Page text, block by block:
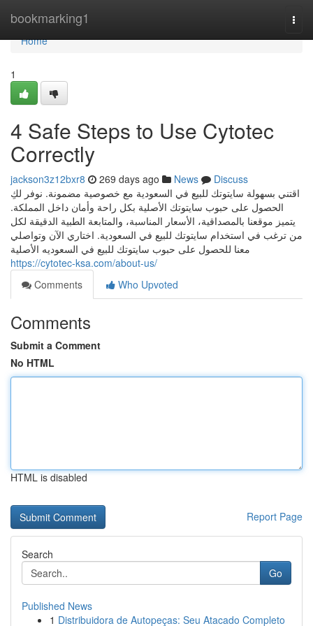
bookmarking1
Home
Home
1
4 Safe Steps to Use Cytotec
Correctly
jackson3z12bxr8 269 days ago News
Discuss
اقتني بسهولة سايتوتك للبيع في السعودية مع خصوصية مضمونة. نوفر لكِ
الحصول على حبوب سايتوتك الأصلية بكل راحة وأمان داخل المملكة.
يتميز موقعنا بالمصداقية، الأسعار المناسبة، والمتابعة الطبية الدقيقة لكل
من ترغب في استخدام سايتوتك للبيع في السعودية. اختاري الآن وتواصلي
معنا للحصول على حبوب سايتوتك للبيع في السعوديه الأصلية
https://cytotec-ksa.com/about-us/
Comments
Who Upvoted
Comments
Submit a Comment
No HTML
HTML is disabled
Report Page
Search
Go
Published News
1 Distribuidora de Autopeças: Seu Atacado Completo